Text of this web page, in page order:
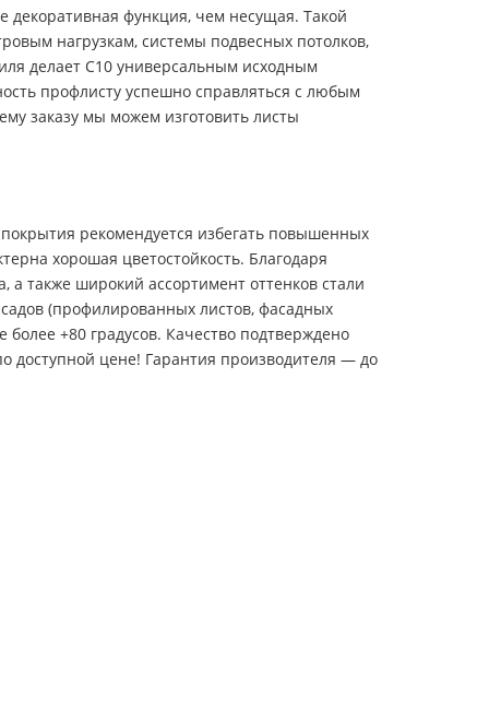
декоративная функция, чем несущая. Такой
нагрузкам, системы подвесных потолков,
делает С10 универсальным исходным
профлисту успешно справляться с любым
заказу мы можем изготовить листы
рекомендуется избегать повышенных
хорошая цветостойкость. Благодаря
также широкий ассортимент оттенков стали
(профилированных листов, фасадных
+80 градусов. Качество подтверждено
доступной цене! Гарантия производителя — до